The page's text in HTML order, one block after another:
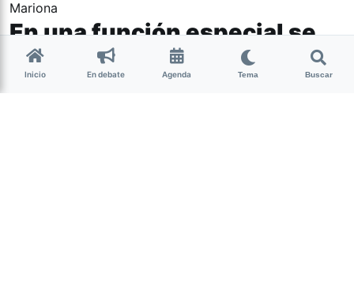
En una función especial se
podrá ver “Zama” de Lucrecia
Martel
Inicio En debate Agenda Tema Buscar